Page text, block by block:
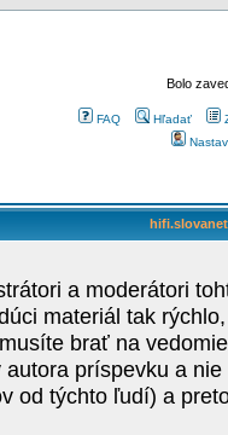
Bolo
FAQ Hľadať
a moderátori
materiál tak
brať na
príspevku a
od týchto ľudí) a